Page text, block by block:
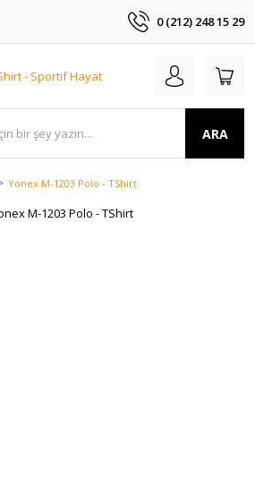
0 (212) 248 15 29
ARA
Yonex M-1203 Polo - TShirt